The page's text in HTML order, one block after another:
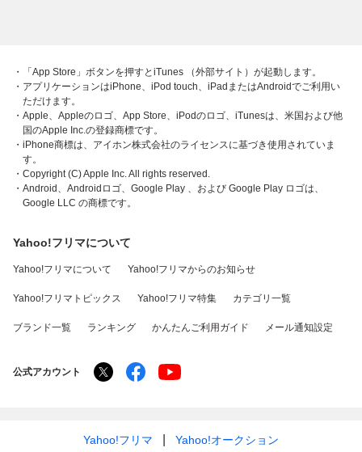
・「App Store」ボタンを押すとiTunes （外部サイト）が起動します。
・アプリケーションはiPhone、iPod touch、iPadまたはAndroidでご利用い
ただけます。
・Apple、Appleのロゴ、App Store、iPodのロゴ、iTunesは、米国および他
国のApple Inc.の登録商標です。
・iPhone商標は、アイホン株式会社のライセンスに基づき使用されていま
す。
・Copyright (C) Apple Inc. All rights reserved.
・Android、Androidロゴ、Google Play 、および Google Play ロゴは、
Google LLC の商標です。
Yahoo!フリマについて
Yahoo!フリマについて Yahoo!フリマからのお知らせ
Yahoo!フリマトピックス Yahoo!フリマ特集 カテゴリ一覧
ブランド一覧 ランキング かんたんご利用ガイド メール通知設定
公式アカウント
Yahoo!フリマ Yahoo!オークション